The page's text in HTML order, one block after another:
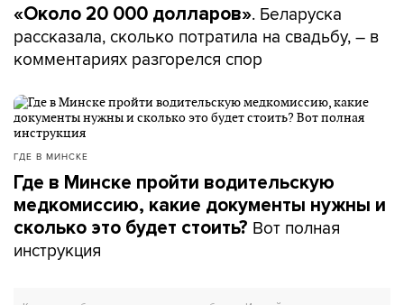
«Около 20 000 долларов». Беларуска
рассказала, сколько потратила на свадьбу, – в
комментариях разгорелся спор
ГДЕ В МИНСКЕ
Где в Минске пройти водительскую
медкомиссию, какие документы нужны и
сколько это будет стоить? Вот полная
инструкция